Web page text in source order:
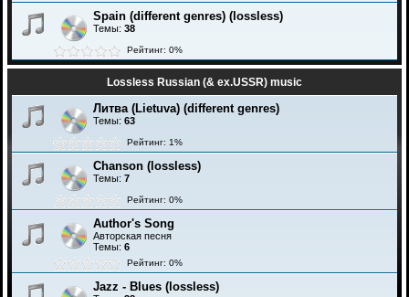
Spain (different genres) (lossless)
Темы: 38
Рейтинг: 0%
Lossless Russian (& ex.USSR) music
Литва (Lietuva) (different genres)
Темы: 63
Рейтинг: 1%
Chanson (lossless)
Темы: 7
Рейтинг: 0%
Author's Song
Авторская песня
Темы: 6
Рейтинг: 0%
Jazz - Blues (lossless)